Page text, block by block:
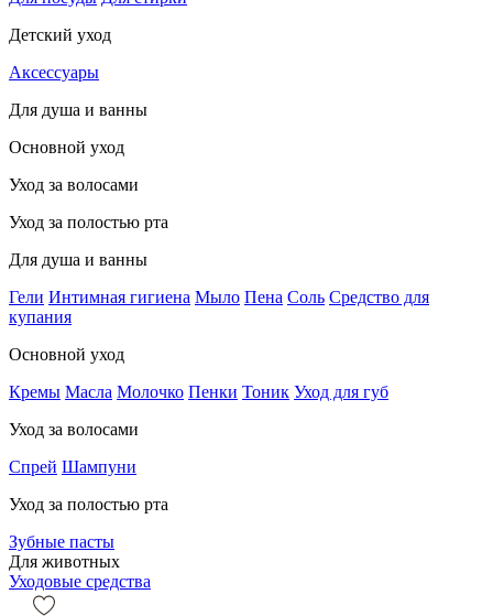
Детский уход
Аксессуары
Для душа и ванны
Основной уход
Уход за волосами
Уход за полостью рта
Для душа и ванны
Гели Интимная гигиена Мыло Пена Соль Средство для
купания
Основной уход
Кремы Масла Молочко Пенки Тоник Уход для губ
Уход за волосами
Спрей Шампуни
Уход за полостью рта
Зубные пасты
Для животных
Уходовые средства